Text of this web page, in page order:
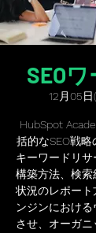
SEO
12月05日
HubSpot
括的なSEO戦略
キーワードリ
構築方法、検
状況のレポー
ンジンにおけ
させ、オーガ